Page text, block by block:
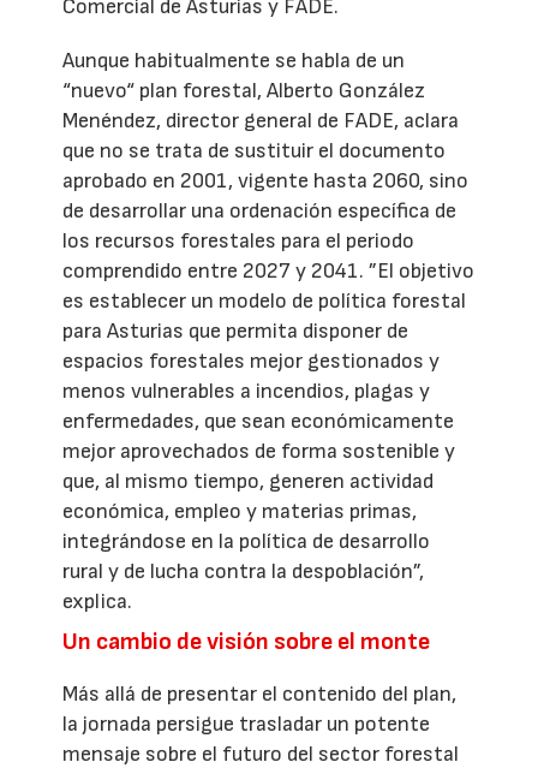
Comercial de Asturias y FADE.
Aunque habitualmente se habla de un
“nuevo“ plan forestal, Alberto González
Menéndez, director general de FADE, aclara
que no se trata de sustituir el documento
aprobado en 2001, vigente hasta 2060, sino
de desarrollar una ordenación específica de
los recursos forestales para el periodo
comprendido entre 2027 y 2041. ”El objetivo
es establecer un modelo de política forestal
para Asturias que permita disponer de
espacios forestales mejor gestionados y
menos vulnerables a incendios, plagas y
enfermedades, que sean económicamente
mejor aprovechados de forma sostenible y
que, al mismo tiempo, generen actividad
económica, empleo y materias primas,
integrándose en la política de desarrollo
rural y de lucha contra la despoblación”,
explica.
Un cambio de visión sobre el monte
Más allá de presentar el contenido del plan,
la jornada persigue trasladar un potente
mensaje sobre el futuro del sector forestal